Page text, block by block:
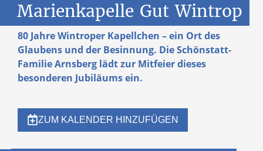
Marienkapelle Gut Wintrop
80 Jahre Wintroper Kapellchen – ein Ort des
Glaubens und der Besinnung. Die Schönstatt-
Familie Arnsberg lädt zur Mitfeier dieses
besonderen Jubiläums ein.
ZUM KALENDER HINZUFÜGEN